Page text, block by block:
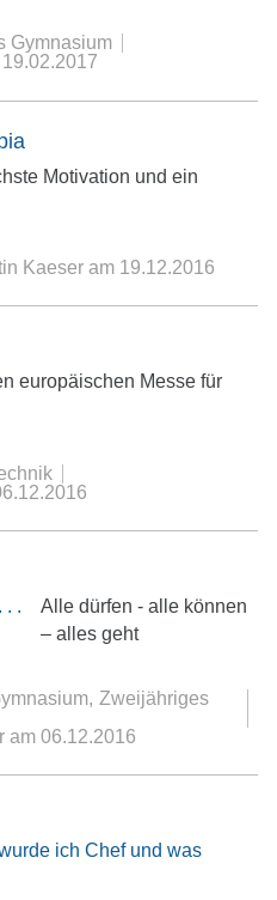
Gymnasium
19.02.2017
Motivation und ein
Kaeser am 19.12.2016
europäischen Messe für
Alle dürfen - alle können
– alles geht
Zweijähriges
am 06.12.2016